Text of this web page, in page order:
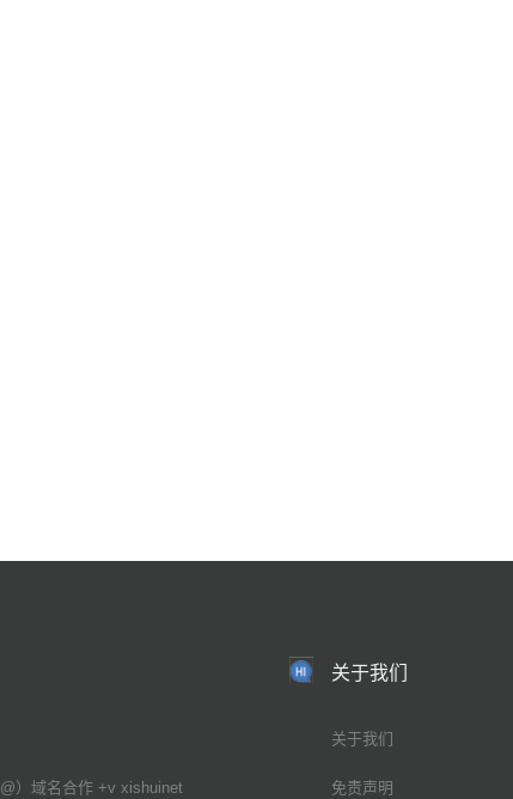
）域名合作 +v xishuinet
关于我们
关于我们
免责声明